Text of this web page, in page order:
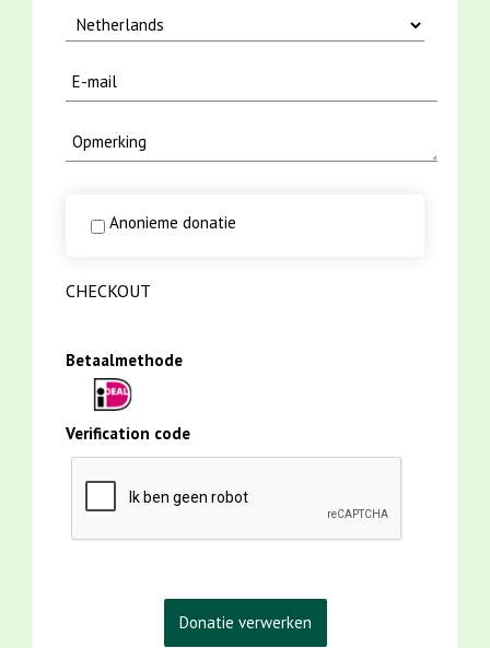
Anonieme donatie
CHECKOUT
Betaalmethode
Verification code